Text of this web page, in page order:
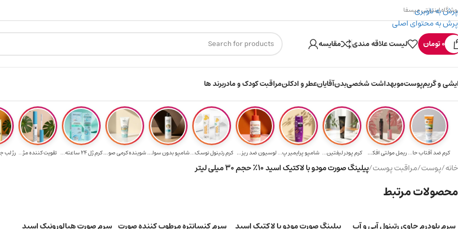
پرش به ناوبری
پرش به محتوای اصلی
هدیه برای خرید های بالای ۵ میلیون تومن ارسال رایگان برای خرید ۳.۵ میلیون به یالا ۳۰۰ میسکوین (۳۰ هزار تومن) هدیه خرید اول
اینترنتی میسفا
0تومان لیست علاقه مندی مقایسه
و گریمپوستموبهداشت شخصیبدنآقایانعطر و ادکلنمراقبت کودک و مادربرند ها
کرم ضد آفتاب حا... ریمل مولتی افکت... کرم پودر لیفتین... شامپو پرایمیر پ... لوسیون ضد ریزش ... کرم رتینول نوسک... شامپو بدون سولف... شوینده کرمی صور...کرم ژل ۲۴ ساعته... تقویت‌ کننده مژ... رژ لب
خانه/پوست/مراقبت پوست/پیلینگ صورت مودو با لاکتیک اسید ۱۰٪ حجم ۳۰ میلی لیتر
محصولات مرتبط
سرم بلودرم حاوی رتینول آبی و آب پیلینگ صورت مودو با لاکتیک اسید سرم کنسانتره مرطوب‌ کننده صورت سرم صورت هیالورونیک اسید